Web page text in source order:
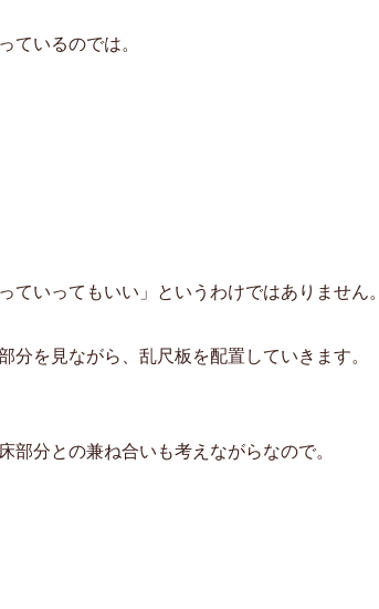
ているのでは。
ていってもいい」というわけではありません。
分を見ながら、乱尺板を配置していきます。
部分との兼ね合いも考えながらなので。